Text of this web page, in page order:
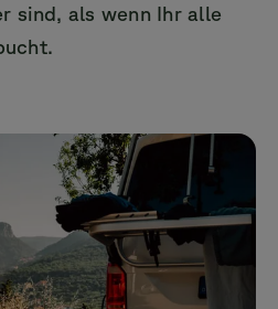
sind, als wenn Ihr alle